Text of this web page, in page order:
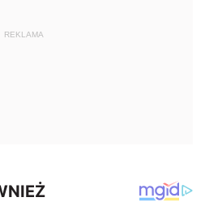
REKLAMA